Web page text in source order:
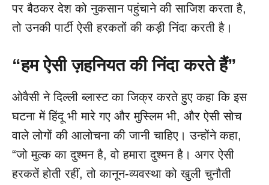
पर बैठकर देश को नुकसान पहुंचाने की साजिश करता है,
तो उनकी पार्टी ऐसी हरकतों की कड़ी निंदा करती है।
“हम ऐसी ज़हनियत की निंदा करते हैं”
ओवैसी ने दिल्ली ब्लास्ट का जिक्र करते हुए कहा कि इस
घटना में हिंदू भी मारे गए और मुस्लिम भी, और ऐसी सोच
वाले लोगों की आलोचना की जानी चाहिए। उन्होंने कहा,
“जो मुल्क का दुश्मन है, वो हमारा दुश्मन है। अगर ऐसी
हरकतें होती रहीं, तो कानून-व्यवस्था को खुली चुनौती